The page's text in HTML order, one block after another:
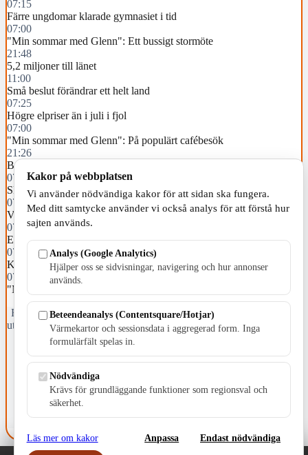
07:15
Färre ungdomar klarade gymnasiet i tid
07:00
"Min sommar med Glenn": Ett bussigt stormöte
21:48
5,2 miljoner till länet
11:00
Små beslut förändrar ett helt land
07:25
Högre elpriser än i juli i fjol
07:00
"Min sommar med Glenn": På populärt cafébesök
21:26
Barn påkörd av buss i Taberg
07:36
Skillingarydsman åtalas för bidragsbrott
07:35
Varma dagar i sommarmånaderna
07:34
En något varmare juli än normalt
07:22
Komplikationer efter bäckenbottenskada under förlossning
07:00
"Min sommar med Glenn": En engagerad tur i terrängen
Fristående webbtidningsföretag grundat 1991 som sedan 2002 ger
ut tidningen Skillingaryd.nu och 2010 lanserades Värnamo.nu. Från
april 2026 omfattar Skillingaryd.nu tre kommuner: Gnosjö,
Värnamo och Vaggeryds kommun.
E-post: redaktionen@skillingaryd.nu
Postadress: Gisslaköp 1, 568 92 Skillingaryd
Kakinställningar
Kakor på webbplatsen
Vi använder nödvändiga kakor för att sidan ska fungera.
Med ditt samtycke använder vi också analys för att förstå hur
sajten används.
Analys (Google Analytics)
Hjälper oss se sidvisningar, navigering och hur annonser
används.
Beteendeanalys (Contentsquare/Hotjar)
Värmekartor och sessionsdata i aggregerad form. Inga
formulärfält spelas in.
Nödvändiga
Krävs för grundläggande funktioner som regionsval och
säkerhet.
Läs mer om kakor Anpassa Endast nödvändiga